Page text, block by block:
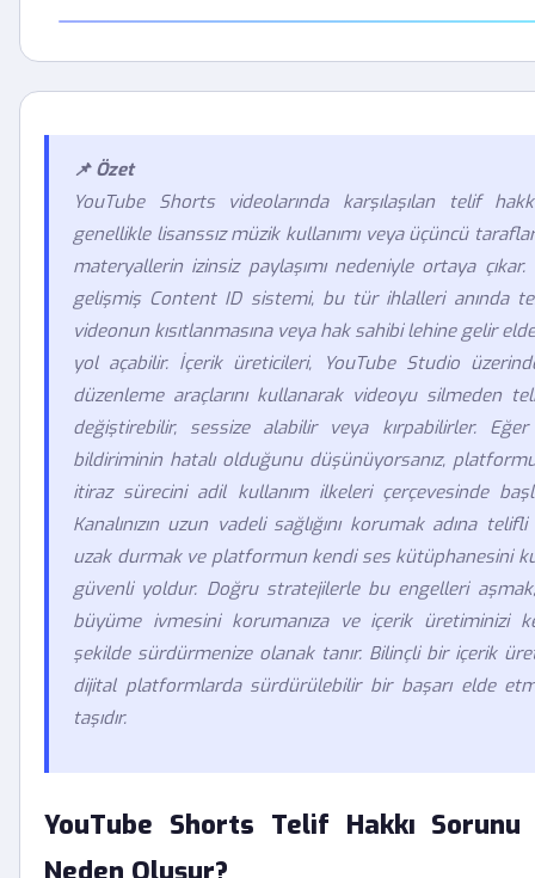
📌 Özet
YouTube Shorts videolarında karşılaşılan telif
genellikle lisanssız müzik kullanımı veya üçüncü
materyallerin izinsiz paylaşımı nedeniyle ortaya çıkar.
gelişmiş Content ID sistemi, bu tür ihlalleri anında
videonun kısıtlanmasına veya hak sahibi lehine gelir
yol açabilir. İçerik üreticileri, YouTube Studio
düzenleme araçlarını kullanarak videoyu silmeden
değiştirebilir, sessize alabilir veya kırpabilirler.
bildiriminin hatalı olduğunu düşünüyorsanız,
itiraz sürecini adil kullanım ilkeleri çerçevesinde
Kanalınızın uzun vadeli sağlığını korumak adına
uzak durmak ve platformun kendi ses kütüphanesini
güvenli yoldur. Doğru stratejilerle bu engelleri aşmak,
büyüme ivmesini korumanıza ve içerik üretiminizi
şekilde sürdürmenize olanak tanır. Bilinçli bir içerik
dijital platformlarda sürdürülebilir bir başarı elde
taşıdır.
YouTube Shorts Telif Hakkı